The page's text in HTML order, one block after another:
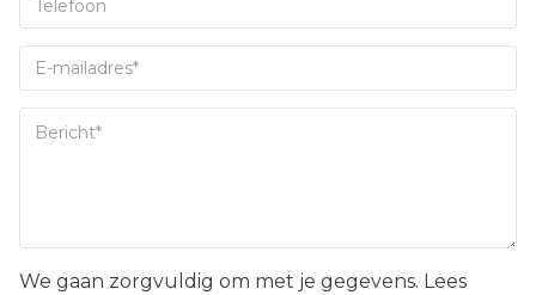
We gaan zorgvuldig om met je gegevens. Lees